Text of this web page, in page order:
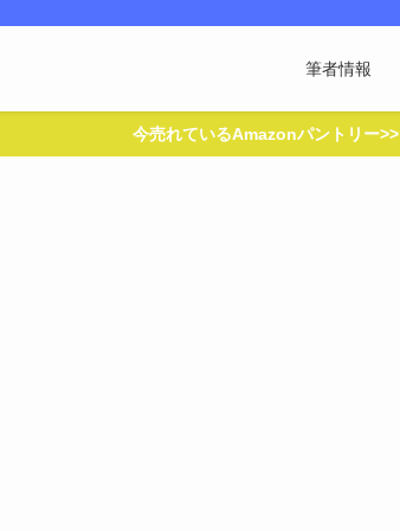
筆者情報
今売れているAmazonパントリー>>